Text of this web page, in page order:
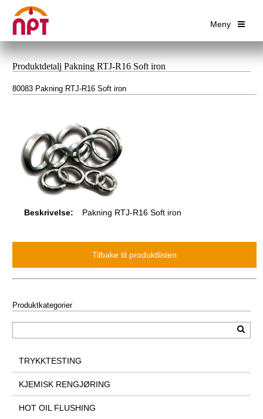
Meny
Produktdetalj Pakning RTJ-R16 Soft iron
80083 Pakning RTJ-R16 Soft iron
Beskrivelse: Pakning RTJ-R16 Soft iron
Produktkategorier
TRYKKTESTING
KJEMISK RENGJØRING
HOT OIL FLUSHING